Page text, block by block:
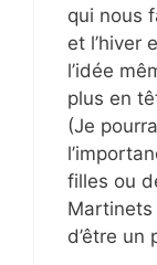
qui nous
et l’hiver
l’idée
plus en
(Je
filles ou
Martinets
d’être un